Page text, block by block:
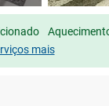
mais